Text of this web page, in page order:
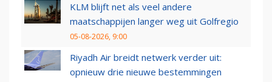
KLM blijft net als veel andere
maatschappijen langer weg uit Golfregio
05-08-2026, 9:00
Riyadh Air breidt netwerk verder uit:
opnieuw drie nieuwe bestemmingen